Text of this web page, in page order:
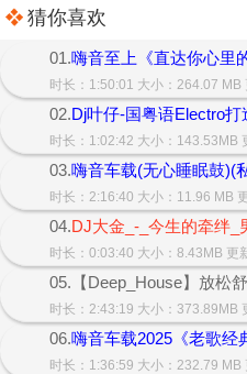
猜你喜欢
01.嗨音至上《直达你心里
时长：1:50:01 大小：264.07 MB
02.Dj叶仔-国粤语Electro打
时长：1:02:42 大小：143.53MB
03.嗨音车载(无心睡眠鼓)(
时长：2:16:40 大小：11.96 MB
04.DJ大金_-_今生的牵绊_
时长：0:03:40 大小：8.43MB 更
05.【Deep_House】放松
时长：2:43:19 大小：373.89MB
06.嗨音车载2025《老歌经
时长：1:36:59 大小：232.79 MB